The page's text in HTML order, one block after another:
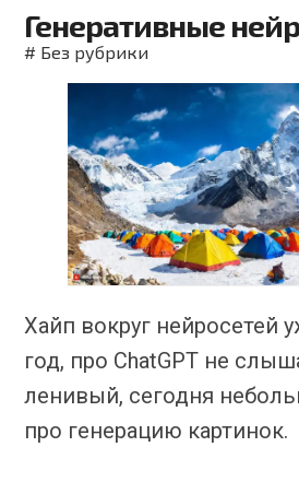
Генеративные
# Без рубрики
Хайп вокруг нейросетей
год, про ChatGPT не
ленивый, сегодня
про генерацию картинок.